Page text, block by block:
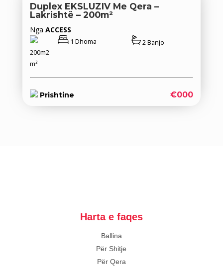
Duplex EKSLUZIV Me Qera –
Lakrishtë – 200m²
Nga ACCESS
200m2
m²
1 Dhoma 2 Banjo
Prishtine €000
Harta e faqes
Ballina
Për Shitje
Për Qera